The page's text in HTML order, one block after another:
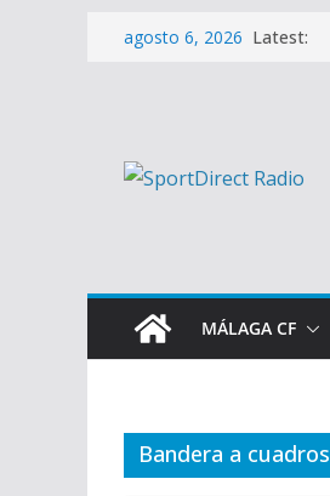
Saltaragosto 6, 2026 Latest:
MÁLAGA CF
Bandera a cuadros